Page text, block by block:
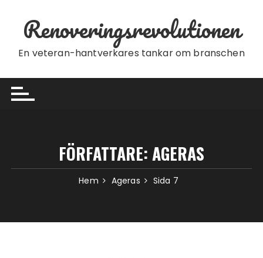
Renoveringsrevolutionen
En veteran-hantverkares tankar om branschen
FÖRFATTARE:AGERAS
Hem Ageras Sida 7